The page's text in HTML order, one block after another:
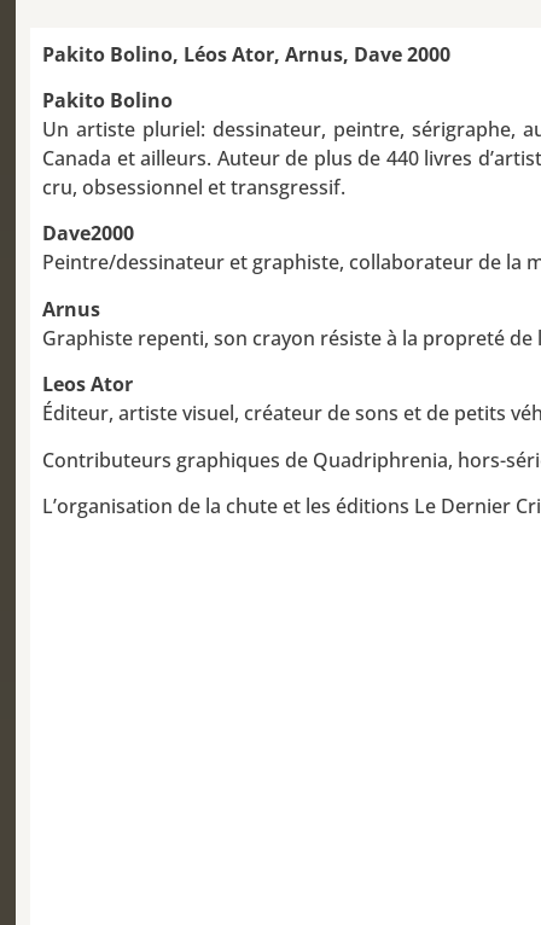
Pakito Bolino, Léos Ator, Arnus, Dave 2000
Pakito Bolino
Un artiste pluriel: dessinateur, peintre, sérigraphe,
Canada et ailleurs. Auteur de plus de 440 livres
cru, obsessionnel et transgressif.
Dave2000
Peintre/dessinateur et graphiste, collaborateur de la
Arnus
Graphiste repenti, son crayon résiste à la propreté
Leos Ator
Éditeur, artiste visuel, créateur de sons et de petits
Contributeurs graphiques de Quadriphrenia, hors-
L’organisation de la chute et les éditions Le Dernier